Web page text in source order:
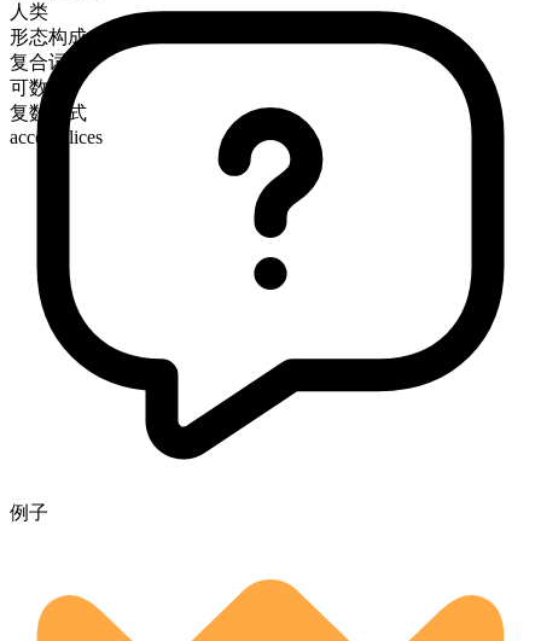
人类
形态构成
复合词
可数
复数形式
accomplices
例子